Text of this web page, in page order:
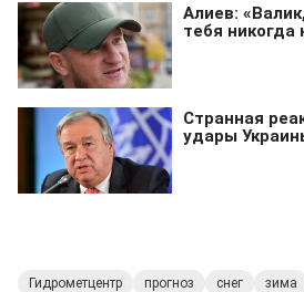
Гидрометцентр прогноз снег зима